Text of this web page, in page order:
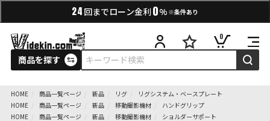
24 回までローン金利 0% ※条件あり
商品を探す
0
HOME 商品一覧ページ 新品 リグ
リグシステム・ベースプレート
HOME
商品一覧ページ 新品 移動撮影機材
ハンドグリップ
HOME
商品一覧ページ 新品 移動撮影機材 ショルダーサポート